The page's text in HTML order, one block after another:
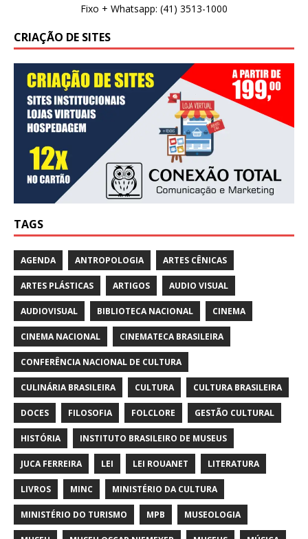
Fixo + Whatsapp: (41) 3513-1000
CRIAÇÃO DE SITES
TAGS
AGENDA ANTROPOLOGIA ARTES CÊNICAS
ARTES PLÁSTICAS ARTIGOS AUDIO VISUAL
AUDIOVISUAL BIBLIOTECA NACIONAL CINEMA
CINEMA NACIONAL CINEMATECA BRASILEIRA
CONFERÊNCIA NACIONAL DE CULTURA
CULINÁRIA BRASILEIRA CULTURA CULTURA BRASILEIRA
DOCES FILOSOFIA FOLCLORE GESTÃO CULTURAL
HISTÓRIA INSTITUTO BRASILEIRO DE MUSEUS
JUCA FERREIRA LEI LEI ROUANET LITERATURA
LIVROS MINC MINISTÉRIO DA CULTURA
MINISTÉRIO DO TURISMO MPB MUSEOLOGIA